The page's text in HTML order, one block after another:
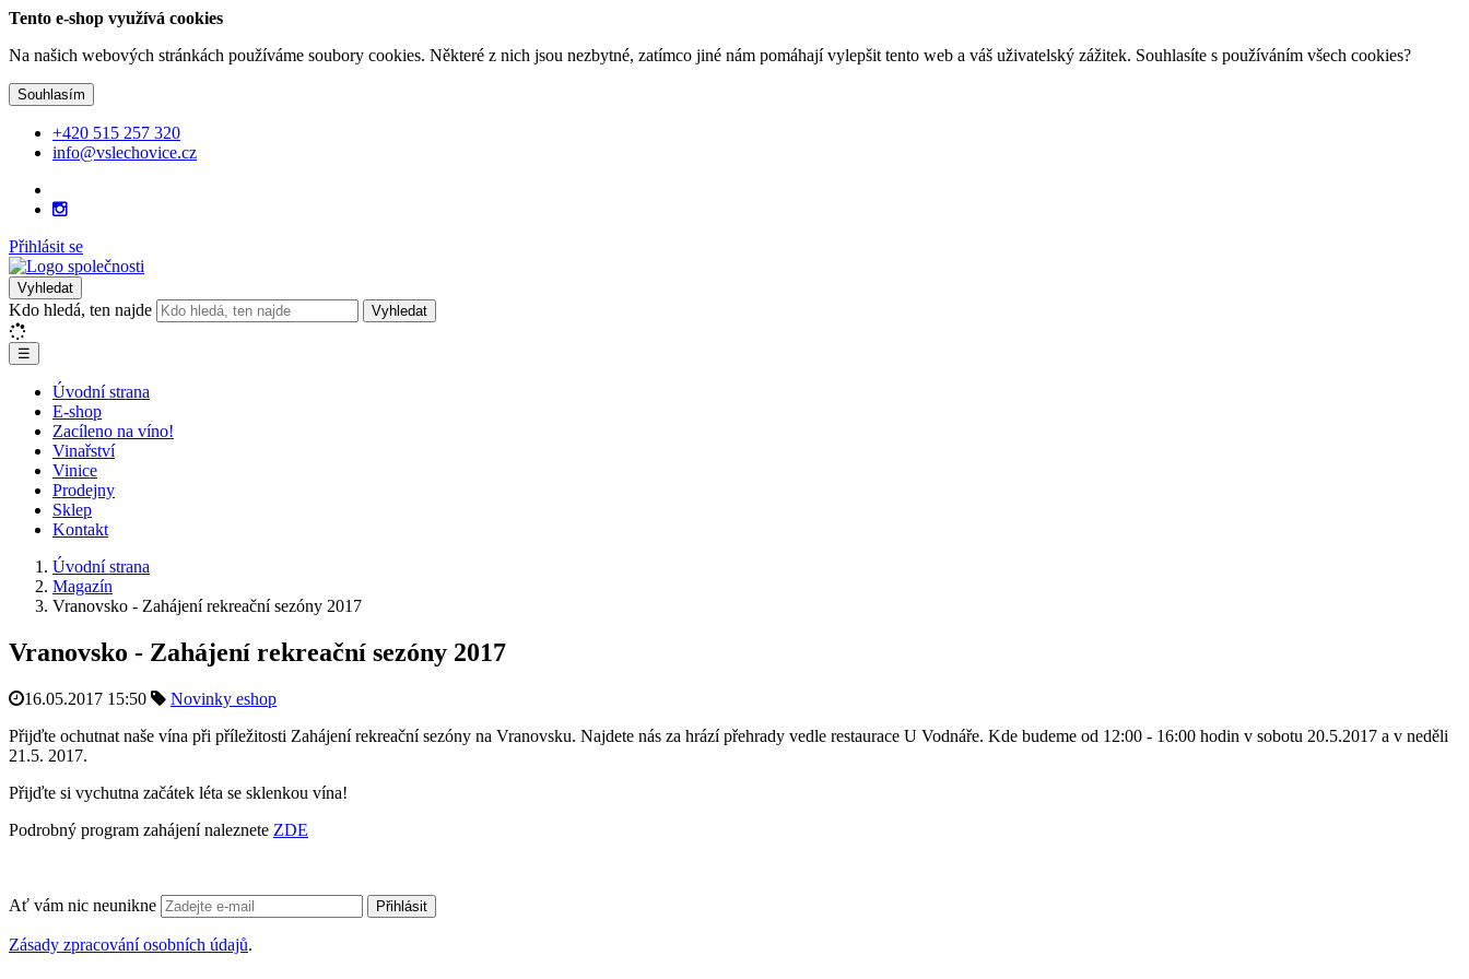
Tento e-shop využívá cookies
Na našich webových stránkách používáme soubory cookies. Některé z nich jsou nezbytné, zatímco jiné nám pomáhají vylepšit tento web a váš uživatelský zážitek. Souhlasíte s používáním všech cookies?
Souhlasím
+420 515 257 320
info@vslechovice.cz
Přihlásit se
Vyhledat
Kdo hledá, ten najde Vyhledat
☰
Úvodní strana
E-shop
Zacíleno na víno!
Vinařství
Vinice
Prodejny
Sklep
Kontakt
Úvodní strana
Magazín
Vranovsko - Zahájení rekreační sezóny 2017
Vranovsko - Zahájení rekreační sezóny 2017
16.05.2017 15:50
Novinky eshop
Přijďte ochutnat naše vína při příležitosti Zahájení rekreační sezóny na Vranovsku. Najdete nás za hrází přehrady vedle restaurace U Vodnáře. Kde budeme od 12:00 - 16:00 hodin v sobotu 20.5.2017 a v neděli
21.5. 2017.
Přijďte si vychutna začátek léta se sklenkou vína!
Podrobný program zahájení naleznete ZDE
Ať vám nic neunikne Přihlásit
Zásady zpracování osobních údajů.